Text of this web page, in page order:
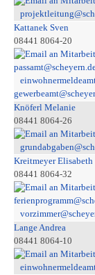
Kattanek Sven
08441 8064-20
Knöferl Melanie
08441 8064-26
Kreitmeyer Elisabeth
08441 8064-32
Lange Andrea
08441 8064-10